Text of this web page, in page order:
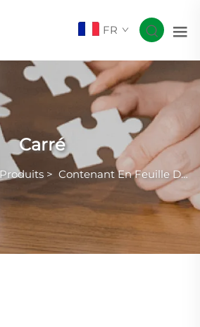
FR
Carré
Produits > Contenant En Feuille D'aluminium Smoothwall